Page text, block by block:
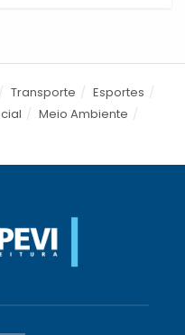
Transporte
Esportes
Meio Ambiente